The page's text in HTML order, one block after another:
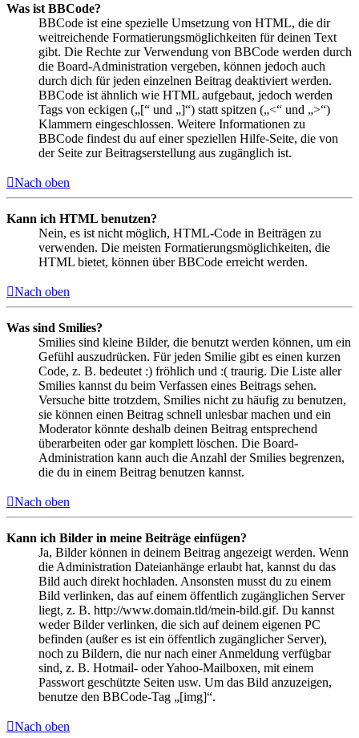
Was ist BBCode?
BBCode ist eine spezielle Umsetzung von HTML, die dir
weitreichende Formatierungsmöglichkeiten für deinen Text
gibt. Die Rechte zur Verwendung von BBCode werden durch
die Board-Administration vergeben, können jedoch auch
durch dich für jeden einzelnen Beitrag deaktiviert werden.
BBCode ist ähnlich wie HTML aufgebaut, jedoch werden
Tags von eckigen („[“ und „]“) statt spitzen („<“ und „>“)
Klammern eingeschlossen. Weitere Informationen zu
BBCode findest du auf einer speziellen Hilfe-Seite, die von
der Seite zur Beitragserstellung aus zugänglich ist.
Nach oben
Kann ich HTML benutzen?
Nein, es ist nicht möglich, HTML-Code in Beiträgen zu
verwenden. Die meisten Formatierungsmöglichkeiten, die
HTML bietet, können über BBCode erreicht werden.
Nach oben
Was sind Smilies?
Smilies sind kleine Bilder, die benutzt werden können, um ein
Gefühl auszudrücken. Für jeden Smilie gibt es einen kurzen
Code, z. B. bedeutet :) fröhlich und :( traurig. Die Liste aller
Smilies kannst du beim Verfassen eines Beitrags sehen.
Versuche bitte trotzdem, Smilies nicht zu häufig zu benutzen,
sie können einen Beitrag schnell unlesbar machen und ein
Moderator könnte deshalb deinen Beitrag entsprechend
überarbeiten oder gar komplett löschen. Die Board-
Administration kann auch die Anzahl der Smilies begrenzen,
die du in einem Beitrag benutzen kannst.
Nach oben
Kann ich Bilder in meine Beiträge einfügen?
Ja, Bilder können in deinem Beitrag angezeigt werden. Wenn
die Administration Dateianhänge erlaubt hat, kannst du das
Bild auch direkt hochladen. Ansonsten musst du zu einem
Bild verlinken, das auf einem öffentlich zugänglichen Server
liegt, z. B. http://www.domain.tld/mein-bild.gif. Du kannst
weder Bilder verlinken, die sich auf deinem eigenen PC
befinden (außer es ist ein öffentlich zugänglicher Server),
noch zu Bildern, die nur nach einer Anmeldung verfügbar
sind, z. B. Hotmail- oder Yahoo-Mailboxen, mit einem
Passwort geschützte Seiten usw. Um das Bild anzuzeigen,
benutze den BBCode-Tag „[img]“.
Nach oben